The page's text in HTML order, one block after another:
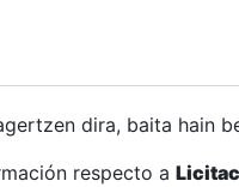
dira, baita hain
respecto a